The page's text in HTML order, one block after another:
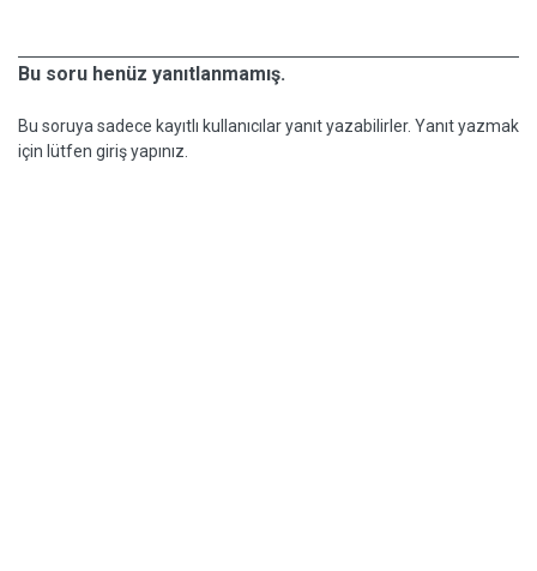
Bu soru henüz yanıtlanmamış.
Bu soruya sadece kayıtlı kullanıcılar yanıt yazabilirler. Yanıt yazmak
için lütfen giriş yapınız.